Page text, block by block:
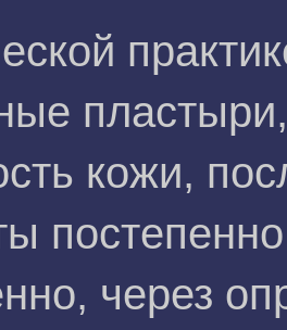
кожи,
через